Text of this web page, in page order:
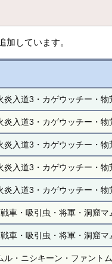
加しています。
炎入道3・カゲウッチー・
炎入道3・カゲウッチー・
炎入道3・カゲウッチー・
炎入道3・カゲウッチー・
炎入道3・カゲウッチー・
車・吸引虫・将軍・洞窟
車・吸引虫・将軍・洞窟
ル・ニシキーン・ファント